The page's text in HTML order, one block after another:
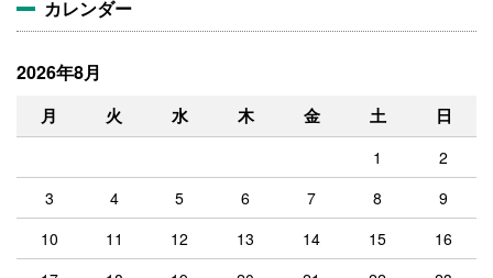
カレンダー
2026年8月
月 火 水 木 金 土 日
1
2
3
4 5 6 7 8
9
10
11 12 13 14 15
16